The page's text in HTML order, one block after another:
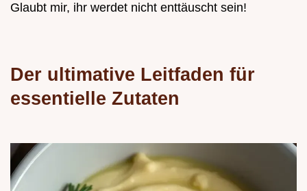
Glaubt mir, ihr werdet nicht enttäuscht sein!
Der ultimative Leitfaden für
essentielle Zutaten